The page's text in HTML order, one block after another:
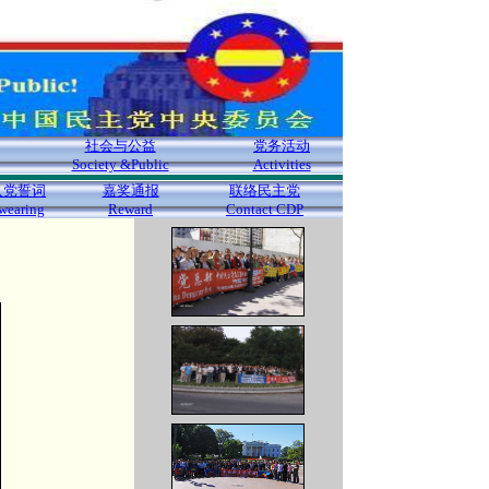
社会与公益
Society &Public
党务活动
Activities
党誓词
嘉奖通报
Reward
联络民主党
Contact CDP